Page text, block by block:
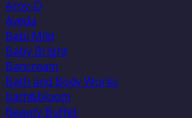
Aroy-D
Aveda
Babi Mild
Baby Bright
Bancream
Bath and Body Works
bath&bloom
Beauty Buffet